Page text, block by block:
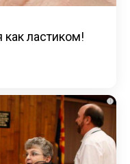
как ластиком!
i